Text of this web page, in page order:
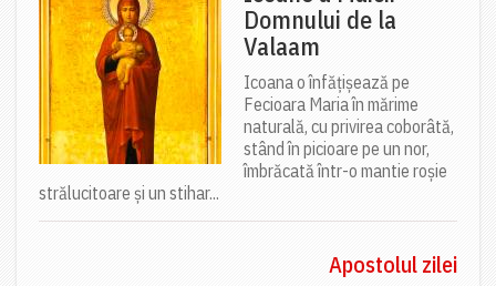
Domnului de la
Valaam
Icoana o înfățișează pe
Fecioara Maria în mărime
naturală, cu privirea coborâtă,
stând în picioare pe un nor,
îmbrăcată într-o mantie roșie
strălucitoare și un stihar...
Apostolul zilei